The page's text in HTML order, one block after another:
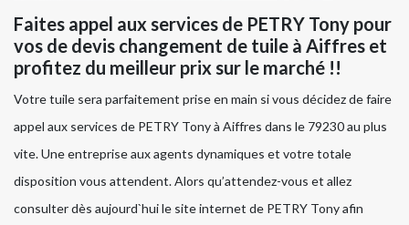
Faites appel aux services de PETRY Tony pour
vos de devis changement de tuile à Aiffres et
profitez du meilleur prix sur le marché !!
Votre tuile sera parfaitement prise en main si vous décidez de faire
appel aux services de PETRY Tony à Aiffres dans le 79230 au plus
vite. Une entreprise aux agents dynamiques et votre totale
disposition vous attendent. Alors qu’attendez-vous et allez
consulter dès aujourd`hui le site internet de PETRY Tony afin